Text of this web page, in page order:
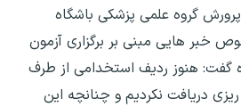
گروه علمی پزشکی باشگاه
خبر هایی مبنی بر برگزاری آزمون
گفت: هنوز ردیف استخدامی از طرف
دریافت نکردیم و چنانچه این